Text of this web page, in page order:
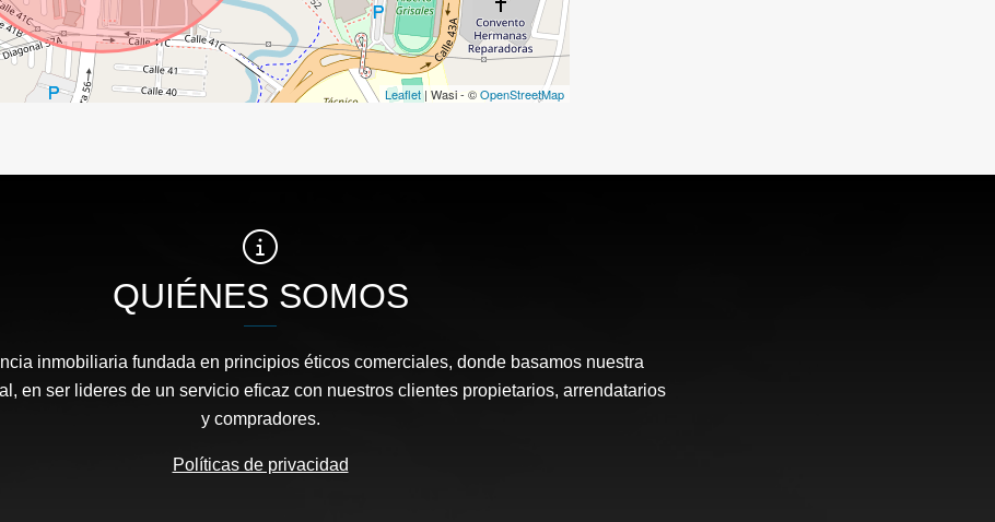
Leaflet| Wasi - ©OpenStreetMap
QUIÉNES SOMOS
inmobiliaria fundada en principios éticos comerciales, donde basamos nuestra
en ser lideres de un servicio eficaz con nuestros clientes propietarios, arrendatarios
y compradores.
Políticas de privacidad